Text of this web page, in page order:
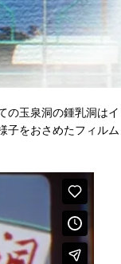
の玉泉洞の鍾乳洞はイ
子をおさめたフィルム